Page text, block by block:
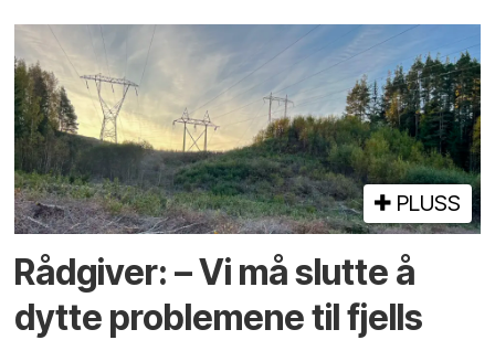
PLUSS
Rådgiver: – Vi må slutte å
dytte problemene til fjells